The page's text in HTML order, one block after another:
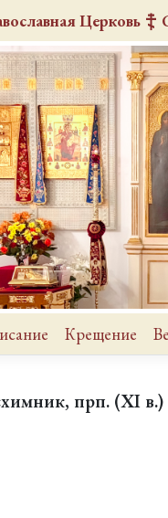
Церковь
Крещение
прп. (XI в.)